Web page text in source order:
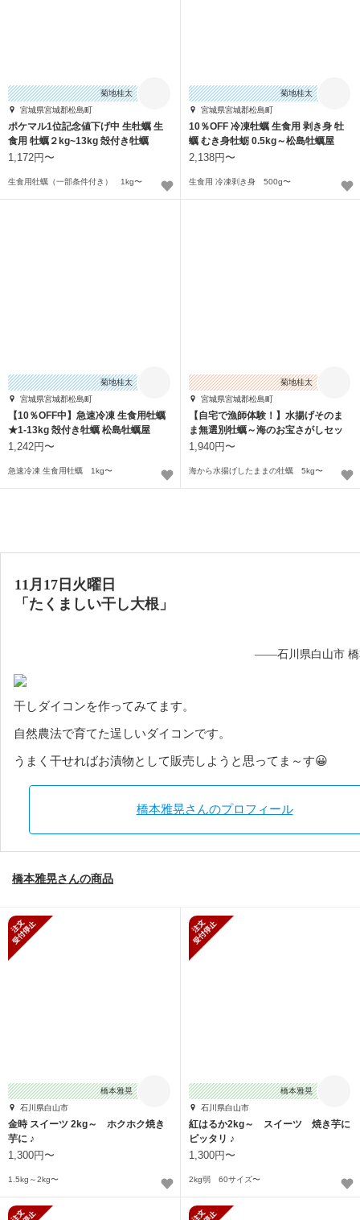
菊地桂太
宮城県宮城郡松島町
ポケマル1位記念値下げ中 生牡蠣 生
食用 牡蠣２kg~13kg 殻付き牡蠣
1,172円〜
生食用牡蠣（一部条件付き） 1kg〜
菊地桂太
宮城県宮城郡松島町
10％OFF 冷凍牡蠣 生食用 剥き身 牡
蠣 むき身牡蛎 0.5kg～松島牡蠣屋
2,138円〜
生食用 冷凍剥き身 500g〜
菊地桂太
宮城県宮城郡松島町
【10％OFF中】急速冷凍 生食用牡蠣
★1-13kg 殻付き牡蠣 松島牡蠣屋
1,242円〜
急速冷凍 生食用牡蠣 1kg〜
菊地桂太
宮城県宮城郡松島町
【自宅で漁師体験！】水揚げそのま
ま無選別牡蠣～海のお宝さがしセッ
ト～生牡蠣
1,940円〜
海から水揚げしたままの牡蠣 5kg〜
11月17日火曜日
「たくましい干し大根」
——石川県白山市 橋
干しダイコンを作ってみてます。
自然農法で育てた逞しいダイコンです。
うまく干せればお漬物として販売しようと思ってま～す😀
橋本雅晃さんのプロフィール
橋本雅晃さんの商品
橋本雅晃
石川県白山市
金時 スイーツ 2kg～ ホクホク焼き
芋に ♪
1,300円〜
1.5kg～2kg〜
橋本雅晃
石川県白山市
紅はるか2kg～ スイーツ 焼き芋に
ピッタリ ♪
1,300円〜
2kg弱 60サイズ〜